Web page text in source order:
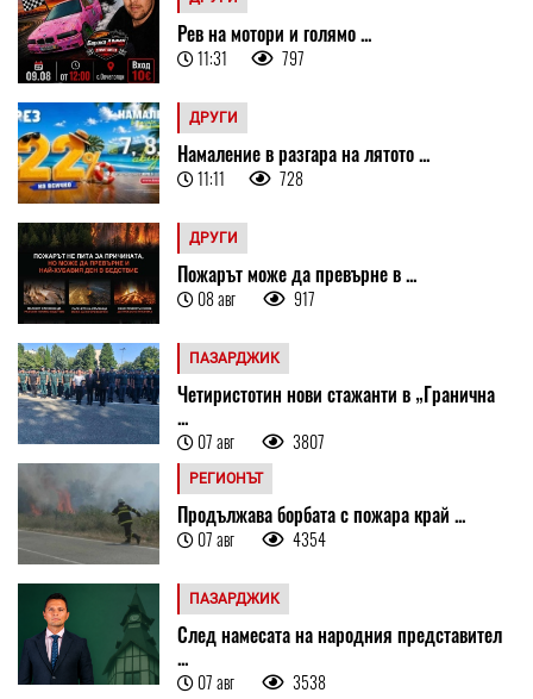
Рев на мотори и голямо ...
11:31 797
ДРУГИ
Намаление в разгара на лятото ...
11:11 728
ДРУГИ
Пожарът може да превърне в ...
08 авг 917
ПАЗАРДЖИК
Четиристотин нови стажанти в „Гранична
...
07 авг 3807
РЕГИОНЪТ
Продължава борбата с пожара край ...
07 авг 4354
ПАЗАРДЖИК
След намесата на народния представител
...
07 авг 3538